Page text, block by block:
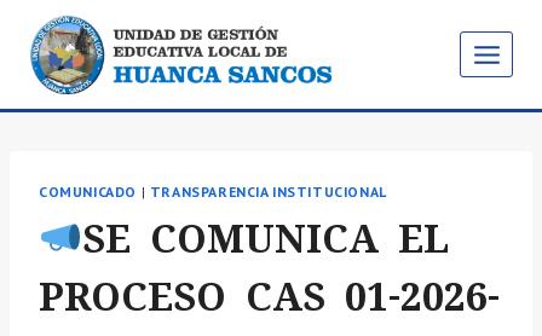
Saltar
contenido
COMUNICADO | TRANSPARENCIA INSTITUCIONAL
SE COMUNICA EL
PROCESO CAS 01-2026-